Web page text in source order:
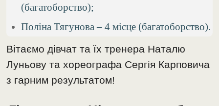
(багатоборство);
Поліна Тягунова – 4 місце (багатоборство).
Вітаємо дівчат та їх тренера Наталю
Луньову та хореографа Сергія Карповича
з гарним результатом!